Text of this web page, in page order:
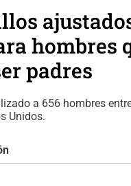
hombres
padres
a 656 hombres
Unidos.